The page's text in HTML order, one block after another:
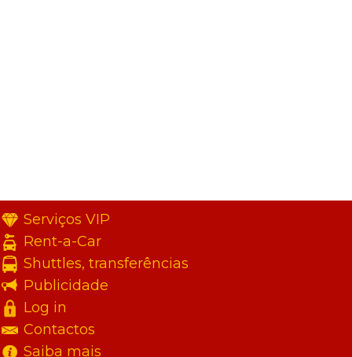
Serviços VIP
Rent-a-Car
Shuttles, transferências
Publicidade
Log in
Contactos
Saiba mais